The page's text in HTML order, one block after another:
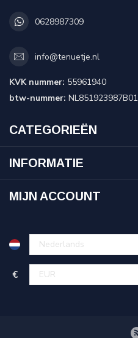
0628987309
info@tenuetje.nl
KVK nummer: 55961940
btw-nummer: NL851923987B01
CATEGORIEËN
INFORMATIE
MIJN ACCOUNT
€